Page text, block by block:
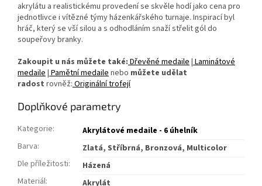
akrylátu a realistickému provedení se skvěle hodí jako cena pro
jednotlivce i vítězné týmy házenkářského turnaje. Inspiracíbyl
hráč, který se vší silou a s odhodláním snaží střelit gól do
soupeřovy branky.
Zakoupit u nás můžete také:Dřevěné medaile|Laminátové
medaile|Pamětní medailenebo můžete udělat
radost rovněž:Originální trofejí
Doplňkové parametry
Kategorie:
Akrylátové medaile - 6 úhelník
Barva:
Zlatá, Stříbrná, Bronzová, Multicolor
Dle příležitosti:
Házená
Materiál:
Akrylát